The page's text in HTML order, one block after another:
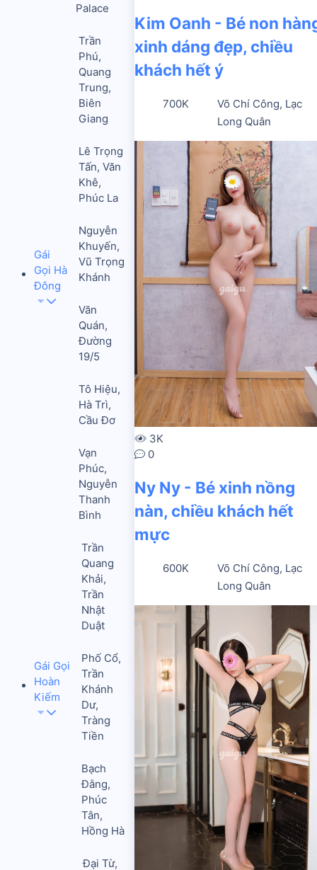
Palace
Gái
Gọi Hà
Đông
Trần
Phú,
Quang
Trung,
Biên
Giang
Lê Trọng
Tấn, Văn
Khê,
Phúc La
Nguyễn
Khuyến,
Vũ Trọng
Khánh
Văn
Quán,
Đường
19/5
Tô Hiệu,
Hà Trì,
Cầu Đơ
Vạn
Phúc,
Nguyễn
Thanh
Bình
Gái Gọi
Hoàn
Kiếm
Trần
Quang
Khải,
Trần
Nhật
Duật
Phố Cổ,
Trần
Khánh
Dư,
Tràng
Tiền
Bạch
Đằng,
Phúc
Tân,
Hồng Hà
Đại Từ,
Kim Oanh - Bé non
xinh dáng đẹp, chiều
khách hết ý
700K
Võ Chí Công, Lạc
Long Quân
3K
0
Ny Ny - Bé xinh nồng
nàn, chiều khách hết
mực
600K
Võ Chí Công, Lạc
Long Quân